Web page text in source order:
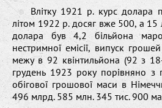
Влітку 1921 р. курс
літом 1922 р. досяг вже 500, а 15
долара був 4,2 більйона
нестримної емісії, випуск
межу в 92 квінтильйона (92 з
грудень 1923 року порівняно з
обігової грошової маси в
496 млрд. 585 млн. 345 тис. 900